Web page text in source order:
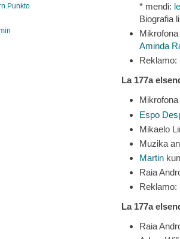
* mendi:
Biografia
Aminda
Reklamo:
La 177a
Espo
Mikaelo
Muzika
Martin
Raia
Reklamo:
La 177a
Raia